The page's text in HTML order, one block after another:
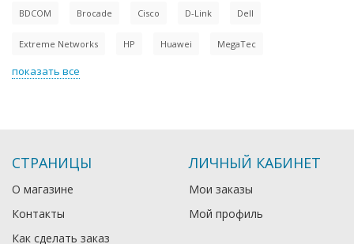
BDCOM Brocade Cisco D-Link Dell
Extreme Networks HP Huawei MegaTec
показать все
СТРАНИЦЫ
О магазине
Контакты
Как сделать заказ
ЛИЧНЫЙ КАБИНЕТ
Мои заказы
Мой профиль